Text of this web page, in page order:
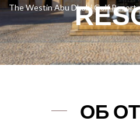
The Westin Abu Dhabi Golf Resort
ОБ